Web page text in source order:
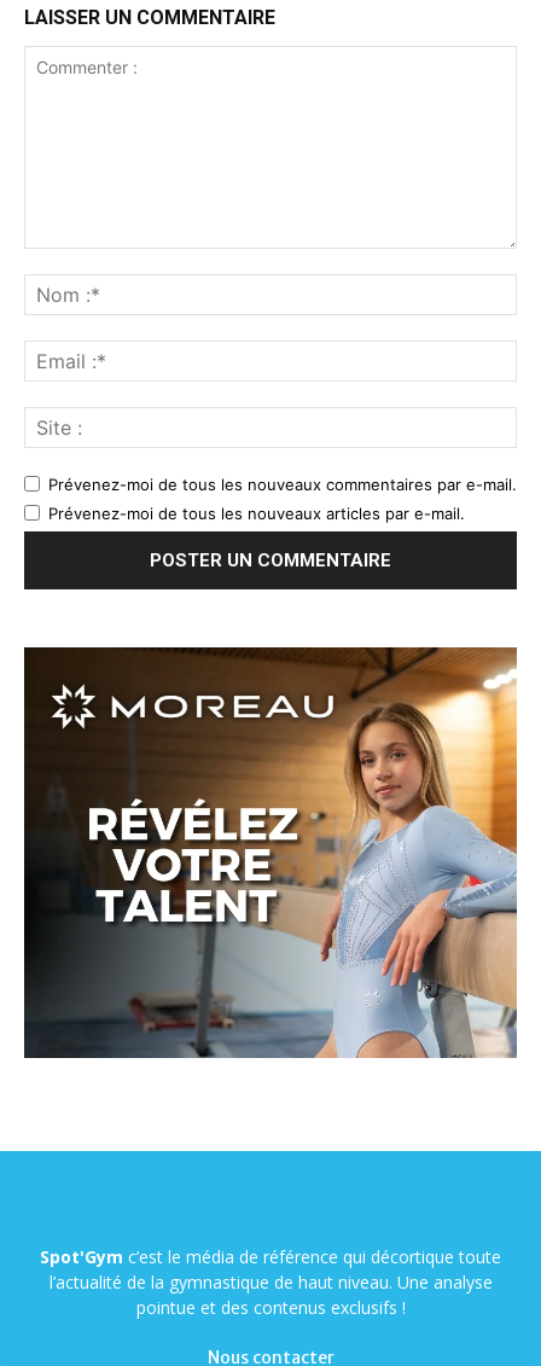
LAISSER UN COMMENTAIRE
Prévenez-moi de tous les nouveaux commentaires par e-mail.
Prévenez-moi de tous les nouveaux articles par e-mail.
Spot'Gym c’est le média de référence qui décortique toute
l’actualité de la gymnastique de haut niveau. Une analyse
pointue et des contenus exclusifs !
Nous contacter